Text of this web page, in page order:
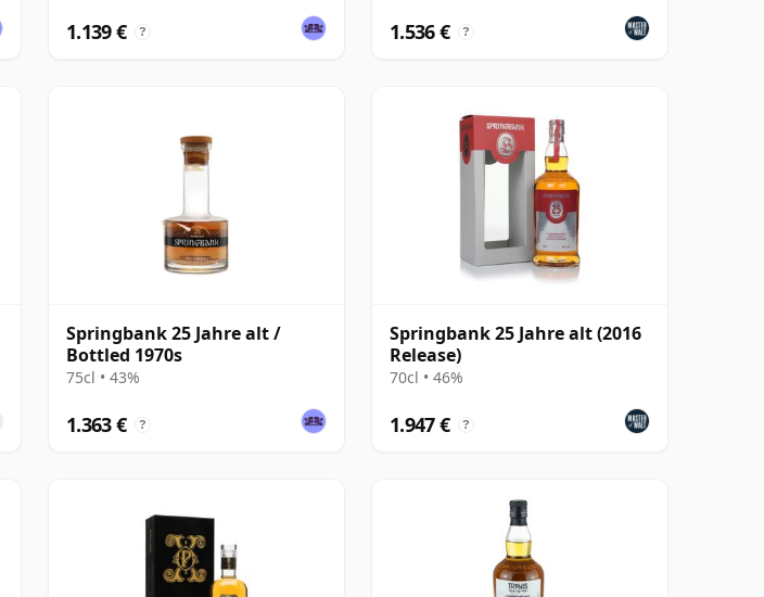
1.139 € ? 1.536 € ?
Springbank 25 Jahre alt /
Bottled 1970s
75cl • 43%
1.363 € ?
Springbank 25 Jahre alt (2016
Release)
70cl • 46%
1.947 € ?